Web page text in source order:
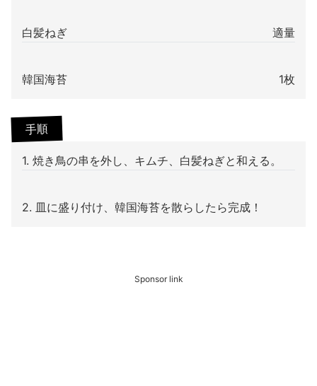
白髪ねぎ 適量
韓国海苔 1枚
手順
1. 焼き鳥の串を外し、キムチ、白髪ねぎと和える。
2. 皿に盛り付け、韓国海苔を散らしたら完成！
Sponsor link